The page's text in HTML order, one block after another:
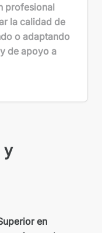
profesional
la calidad de
o adaptando
de apoyo a
y
en